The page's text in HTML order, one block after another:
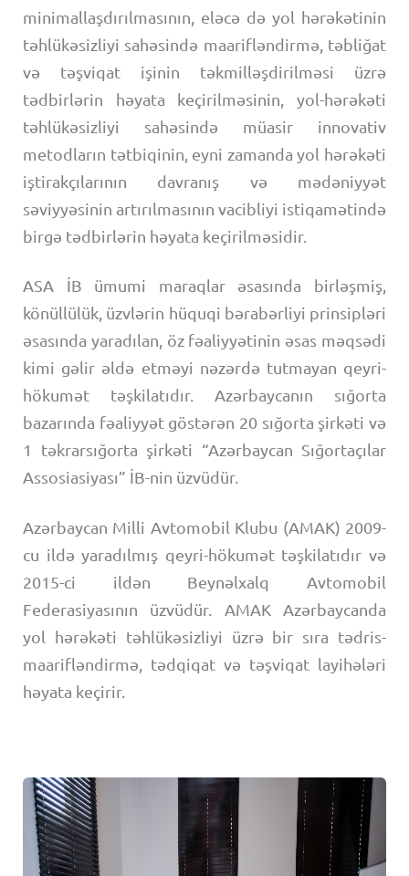
minimallaşdırılmasının, eləcə də yol hərəkətinin
təhlükəsizliyi sahəsində maarifləndirmə, təbliğat
və təşviqat işinin təkmilləşdirilməsi üzrə
tədbirlərin həyata keçirilməsinin, yol-hərəkəti
təhlükəsizliyi sahəsində müasir innovativ
metodların tətbiqinin, eyni zamanda yol hərəkəti
iştirakçılarının davranış və mədəniyyət
səviyyəsinin artırılmasının vacibliyi istiqamətində
birgə tədbirlərin həyata keçirilməsidir.
ASA İB ümumi maraqlar əsasında birləşmiş,
könüllülük, üzvlərin hüquqi bərabərliyi prinsipləri
əsasında yaradılan, öz fəaliyyətinin əsas məqsədi
kimi gəlir əldə etməyi nəzərdə tutmayan qeyri-
hökumət təşkilatıdır. Azərbaycanın sığorta
bazarında fəaliyyət göstərən 20 sığorta şirkəti və
1 təkrarsığorta şirkəti “Azərbaycan Sığortaçılar
Assosiasiyası” İB-nin üzvüdür.
Azərbaycan Milli Avtomobil Klubu (AMAK) 2009-
cu ildə yaradılmış qeyri-hökumət təşkilatıdır və
2015-ci ildən Beynəlxalq Avtomobil
Federasiyasının üzvüdür. AMAK Azərbaycanda
yol hərəkəti təhlükəsizliyi üzrə bir sıra tədris-
maarifləndirmə, tədqiqat və təşviqat layihələri
həyata keçirir.